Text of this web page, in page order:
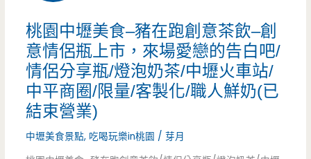
束
營
業)
石
章
魚
桃園中壢美食–豬在跑創意茶飲–創
意情侶瓶上市，來場愛戀的告白吧/
情侶分享瓶/燈泡奶茶/中壢火車站/
中平商圈/限量/客製化/職人鮮奶(已
結束營業)
中壢美食景點, 吃喝玩樂in桃園 /芽月